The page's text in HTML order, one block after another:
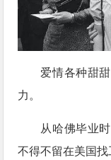
爱情各种甜
力。
从哈佛毕业
不得不留在美国找